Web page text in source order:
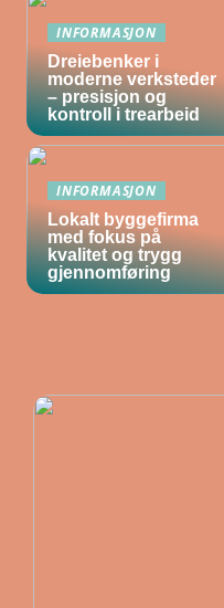
INFORMASJON
Dreiebenker i
moderne verksteder
– presisjon og
kontroll i trearbeid
INFORMASJON
Lokalt byggefirma
med fokus på
kvalitet og trygg
gjennomføring